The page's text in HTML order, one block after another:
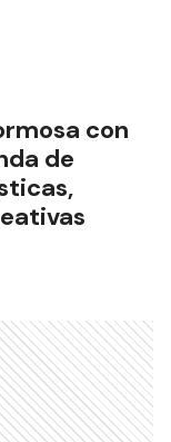
con
de